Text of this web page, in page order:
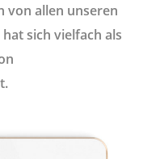
von allen unseren
sich vielfach als